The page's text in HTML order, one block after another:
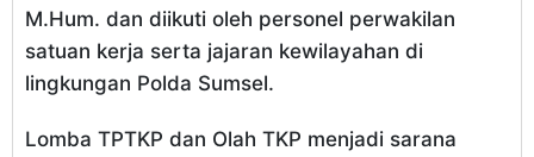
M.Hum. dan diikuti oleh personel perwakilan
satuan kerja serta jajaran kewilayahan di
lingkungan Polda Sumsel.
Lomba TPTKP dan Olah TKP menjadi sarana